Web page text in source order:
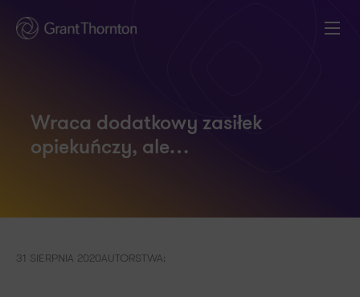
Wraca dodatkowy zasiłek
opiekuńczy, ale…
31 SIERPNIA 2020AUTORSTWA: